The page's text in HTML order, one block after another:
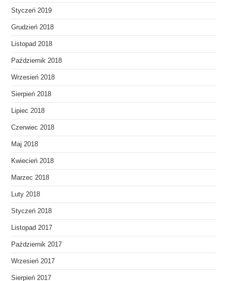
Styczeń 2019
Grudzień 2018
Listopad 2018
Październik 2018
Wrzesień 2018
Sierpień 2018
Lipiec 2018
Czerwiec 2018
Maj 2018
Kwiecień 2018
Marzec 2018
Luty 2018
Styczeń 2018
Listopad 2017
Październik 2017
Wrzesień 2017
Sierpień 2017